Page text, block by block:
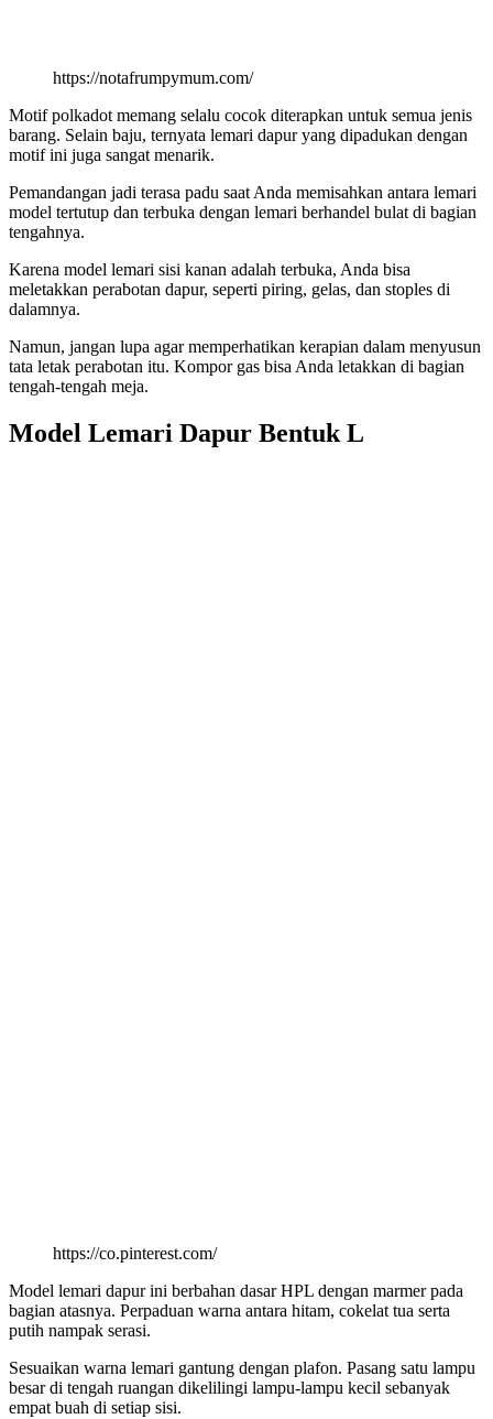
https://notafrumpymum.com/
Motif polkadot memang selalu cocok diterapkan untuk semua jenis
barang. Selain baju, ternyata lemari dapur yang dipadukan dengan
motif ini juga sangat menarik.
Pemandangan jadi terasa padu saat Anda memisahkan antara lemari
model tertutup dan terbuka dengan lemari berhandel bulat di bagian
tengahnya.
Karena model lemari sisi kanan adalah terbuka, Anda bisa
meletakkan perabotan dapur, seperti piring, gelas, dan stoples di
dalamnya.
Namun, jangan lupa agar memperhatikan kerapian dalam menyusun
tata letak perabotan itu. Kompor gas bisa Anda letakkan di bagian
tengah-tengah meja.
Model Lemari Dapur Bentuk L
https://co.pinterest.com/
Model lemari dapur ini berbahan dasar HPL dengan marmer pada
bagian atasnya. Perpaduan warna antara hitam, cokelat tua serta
putih nampak serasi.
Sesuaikan warna lemari gantung dengan plafon. Pasang satu lampu
besar di tengah ruangan dikelilingi lampu-lampu kecil sebanyak
empat buah di setiap sisi.